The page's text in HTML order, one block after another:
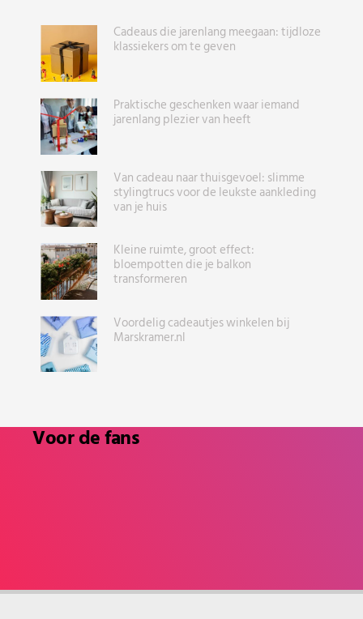
Cadeaus die jarenlang meegaan: tijdloze
klassiekers om te geven
Praktische geschenken waar iemand
jarenlang plezier van heeft
Van cadeau naar thuisgevoel: slimme
stylingtrucs voor de leukste aankleding
van je huis
Kleine ruimte, groot effect:
bloempotten die je balkon
transformeren
Voordelig cadeautjes winkelen bij
Marskramer.nl
Voor de fans